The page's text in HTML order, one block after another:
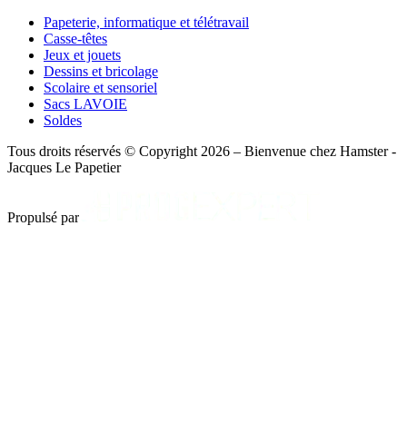
Papeterie, informatique et télétravail
Casse-têtes
Jeux et jouets
Dessins et bricolage
Scolaire et sensoriel
Sacs LAVOIE
Soldes
Tous droits réservés © Copyright 2026 – Bienvenue chez Hamster -
Jacques Le Papetier
Propulsé par